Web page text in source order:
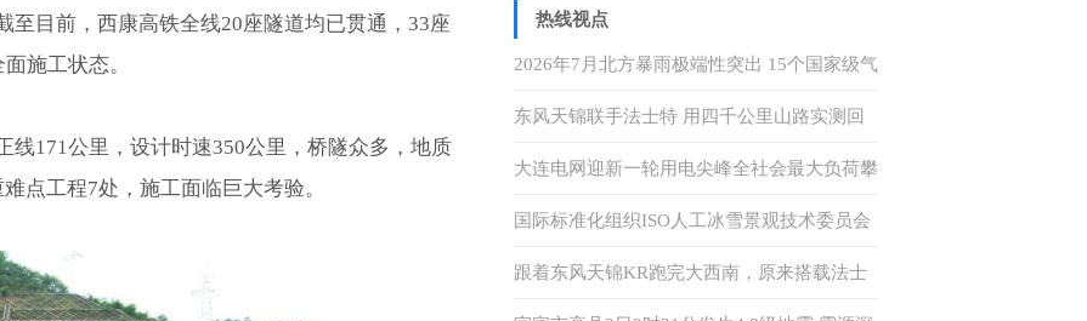
至目前，西康高铁全线20座隧道均已贯通，33座
施工状态。
线171公里，设计时速350公里，桥隧众多，地质
点工程7处，施工面临巨大考验。
热线视点
2026年7月北方暴雨极端性突出 15个国家级气
象站日降水量突破历史极值
东风天锦联手法士特 用四千公里山路实测回
答何为“中卡创富优解”
大连电网迎新一轮用电尖峰全社会最大负荷攀
升至875万千瓦 多措并举确保电力供应
国际标准化组织ISO人工冰雪景观技术委员会
秘书处落户中国
跟着东风天锦KR跑完大西南，原来搭载法士